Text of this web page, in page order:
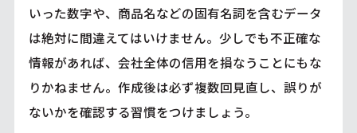
いった数字や、商品名などの固有名詞を含むデータ
は絶対に間違えてはいけません。少しでも不正確な
情報があれば、会社全体の信用を損なうことにもな
りかねません。作成後は必ず複数回見直し、誤りが
ないかを確認する習慣をつけましょう。